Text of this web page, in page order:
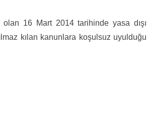
16 Mart 2014 tarihinde yasa dışı
kılan kanunlara koşulsuz uyulduğu